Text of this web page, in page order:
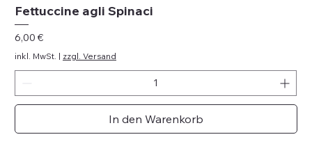
Fettuccine agli Spinaci
Preis
6,00 €
inkl. MwSt. | zzgl. Versand
In den Warenkorb